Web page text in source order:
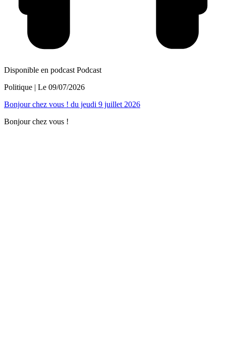
Disponible en podcast Podcast
Politique | Le 09/07/2026
Bonjour chez vous ! du jeudi 9 juillet 2026
Bonjour chez vous !